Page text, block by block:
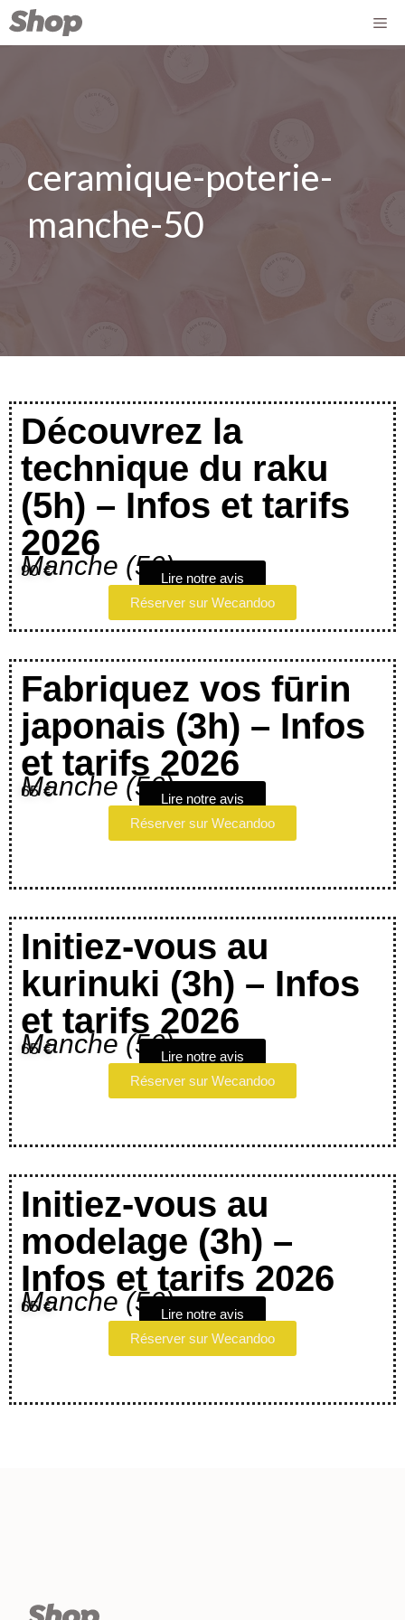
ceramique-poterie-
manche-50
Découvrez la
technique du raku
(5h) – Infos et tarifs
2026
Manche (50)
90 €
Lire notre avis
Réserver sur Wecandoo
Fabriquez vos fūrin
japonais (3h) – Infos
et tarifs 2026
Manche (50)
65 €
Lire notre avis
Réserver sur Wecandoo
Initiez-vous au
kurinuki (3h) – Infos
et tarifs 2026
Manche (50)
65 €
Lire notre avis
Réserver sur Wecandoo
Initiez-vous au
modelage (3h) –
Infos et tarifs 2026
Manche (50)
65 €
Lire notre avis
Réserver sur Wecandoo